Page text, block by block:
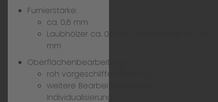
Furnierstärke:
ca. 0,6 mm
Laubhölzer ca. 0,6 mm, Nadelhölzer ca. 0,9
mm
Oberflächenbearbeitung:
roh vorgeschliffen (Korn 120)
weitere Bearbeitung:
Individualisierung